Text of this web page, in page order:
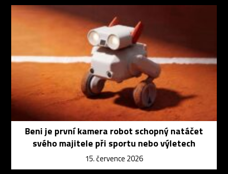
Beni je první kamera robot schopný natáčet
svého majitele při sportu nebo výletech
15. července 2026